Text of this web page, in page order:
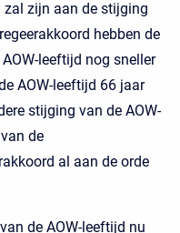
zal zijn aan de stijging
hebben de
leeftijd nog sneller
AOW-leeftijd 66 jaar
stijging van de AOW-
de
al aan de orde
de AOW-leeftijd nu